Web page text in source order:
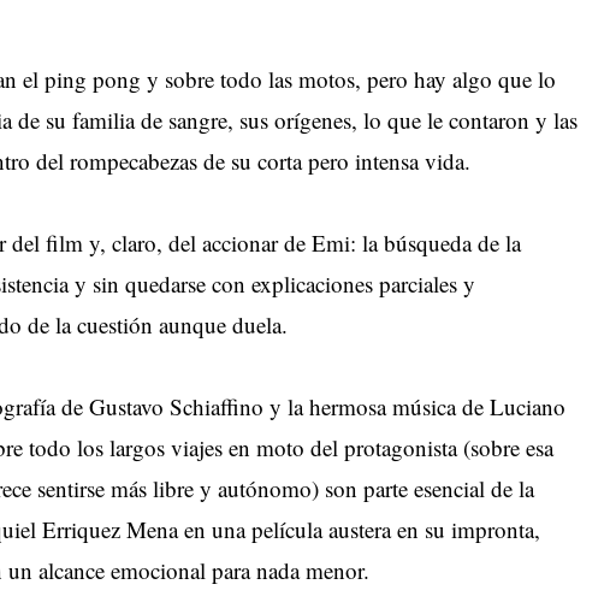
el ping pong y sobre todo las motos, pero hay algo que lo
de su familia de sangre, sus orígenes, lo que le contaron y las
del rompecabezas de su corta pero intensa vida.
del film y, claro, del accionar de Emi: la búsqueda de la
y sin quedarse con explicaciones parciales y
de la cuestión aunque duela.
de Gustavo Schiaffino y la hermosa música de Luciano
todo los largos viajes en moto del protagonista (sobre esa
sentirse más libre y autónomo) son parte esencial de la
Erriquez Mena en una película austera en su impronta,
alcance emocional para nada menor.